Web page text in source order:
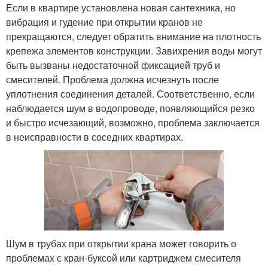
Если в квартире установлена новая сантехника, но
вибрация и гудение при открытии кранов не
прекращаются, следует обратить внимание на плотность
крепежа элементов конструкции. Завихрения воды могут
быть вызваны недостаточной фиксацией труб и
смесителей. Проблема должна исчезнуть после
уплотнения соединения деталей. Соответственно, если
наблюдается шум в водопроводе, появляющийся резко
и быстро исчезающий, возможно, проблема заключается
в неисправности в соседних квартирах.
Шум в трубах при открытии крана может говорить о
проблемах с кран-буксой или картриджем смесителя